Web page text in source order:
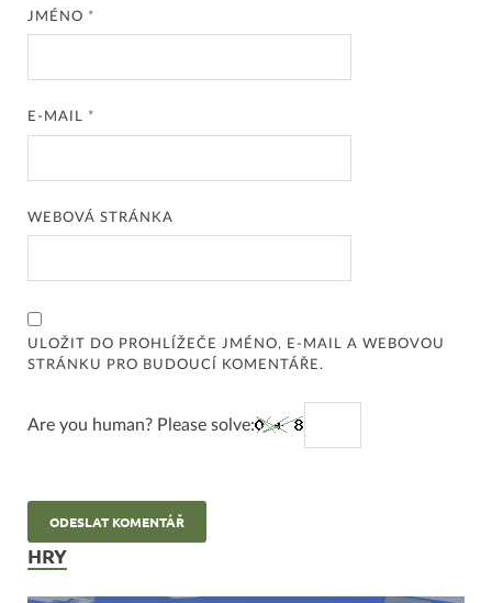
JMÉNO *
E-MAIL *
WEBOVÁ STRÁNKA
ULOŽIT DO PROHLÍŽEČE JMÉNO, E-MAIL A WEBOVOU
STRÁNKU PRO BUDOUCÍ KOMENTÁŘE.
Are you human? Please solve:
HRY